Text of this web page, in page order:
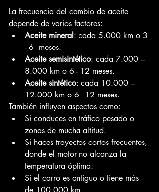
La frecuencia del cambio de aceite
depende de varios factores:
Aceite mineral: cada 5.000 km o 3
- 6  meses.
Aceite semisintético: cada 7.000 –
8.000 km o 6 - 12 meses.
Aceite sintético: cada 10.000 –
12.000 km o 6 - 12 meses.
También influyen aspectos como:
Si conduces en tráfico pesado o
zonas de mucha altitud.
Si haces trayectos cortos frecuentes,
donde el motor no alcanza la
temperatura óptima.
Si el carro es antiguo o tiene más